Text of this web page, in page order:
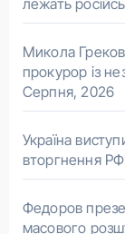
лежать
Микола
прокурор із
Серпня, 2026
Україна
вторгнення РФ
Федоров
масового